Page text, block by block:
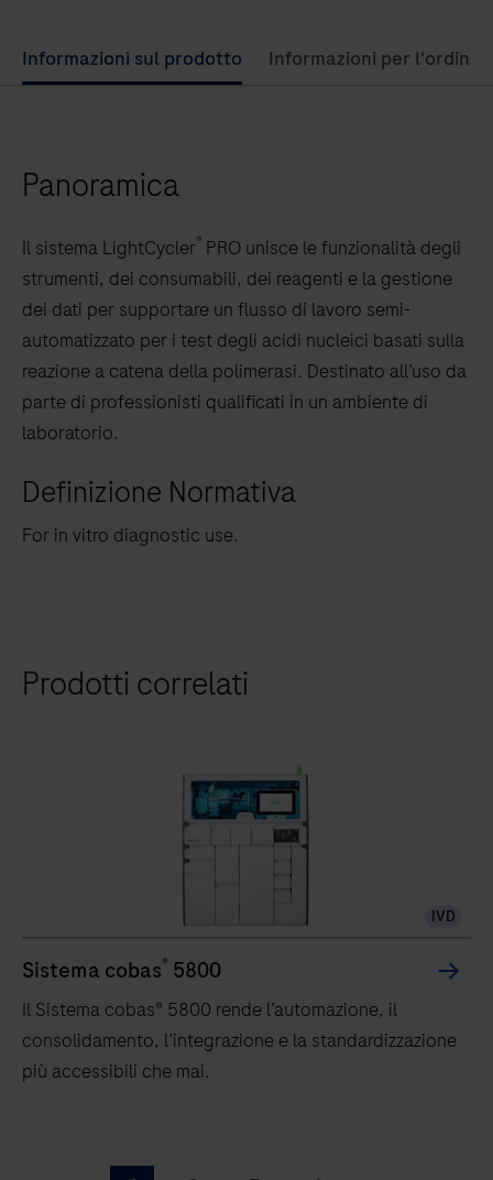
Use
left
arrow
to
scroll
between
the
tabs
Informazioni sul prodotto Informazioni per l'ordine
Panoramica
Il sistema LightCycler® PRO unisce le funzionalità degli
strumenti, dei consumabili, dei reagenti e la gestione
dei dati per supportare un flusso di lavoro semi-
automatizzato per i test degli acidi nucleici basati sulla
reazione a catena della polimerasi. Destinato all’uso da
parte di professionisti qualificati in un ambiente di
laboratorio.
Definizione Normativa
For in vitro diagnostic use.
Prodotti correlati
IVD
Sistema cobas® 5800
Il Sistema cobas® 5800 rende l’automazione, il
consolidamento, l’integrazione e la standardizzazione
più accessibili che mai.